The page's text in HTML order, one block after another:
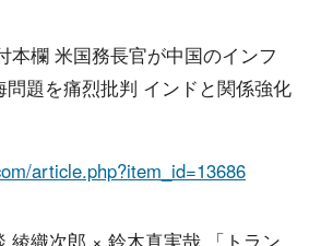
本欄 米国務長官が中国のインフ
問題を痛烈批判 インドと関係強化
article.php?item_id=13686
綾織次郎 × 鈴木真実哉 「トラン